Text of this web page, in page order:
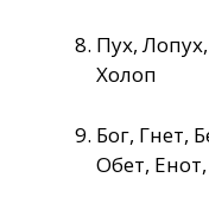
Пух,
Холоп
Бог, Гнет,
Обет,